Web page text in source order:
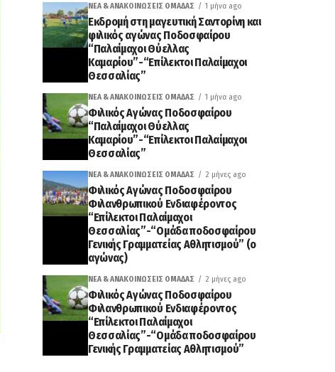
ΝΈΑ & ΑΝΑΚΟΙΝΏΣΕΙΣ ΟΜΆΔΑΣ 1 μήνα ago
Εκδρομή στη μαγευτική Σαντορίνη και
φιλικός αγώνας Ποδοσφαίρου
“Παλαίμαχοι Θύελλας
Καμαρίου”-“Επίλεκτοι Παλαίμαχοι
Θεσσαλίας”
ΝΈΑ & ΑΝΑΚΟΙΝΏΣΕΙΣ ΟΜΆΔΑΣ 1 μήνα ago
Φιλικός Αγώνας Ποδοσφαίρου
“Παλαίμαχοι Θύελλας
Καμαρίου”-“Επίλεκτοι Παλαίμαχοι
Θεσσαλίας”
ΝΈΑ & ΑΝΑΚΟΙΝΏΣΕΙΣ ΟΜΆΔΑΣ 2 μήνες ago
Φιλικός Αγώνας Ποδοσφαίρου
Φιλανθρωπικού Ενδιαφέροντος
“Επίλεκτοι Παλαίμαχοι
Θεσσαλίας”-“Ομάδα ποδοσφαίρου
Γενικής Γραμματείας Αθλητισμού” (ο
αγώνας)
ΝΈΑ & ΑΝΑΚΟΙΝΏΣΕΙΣ ΟΜΆΔΑΣ 2 μήνες ago
Φιλικός Αγώνας Ποδοσφαίρου
Φιλανθρωπικού Ενδιαφέροντος
“Επίλεκτοι Παλαίμαχοι
Θεσσαλίας”-“Ομάδα ποδοσφαίρου
Γενικής Γραμματείας Αθλητισμού”